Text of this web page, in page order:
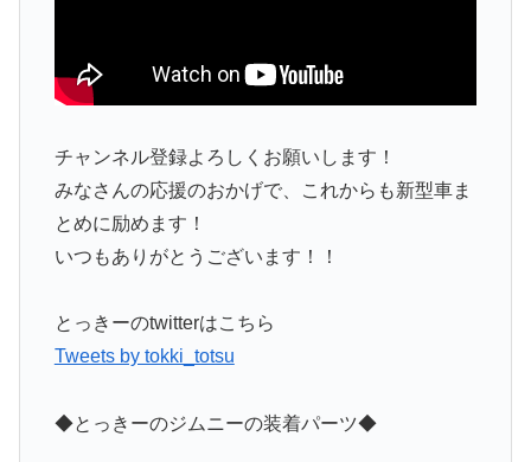
チャンネル登録よろしくお願いします！
みなさんの応援のおかげで、これからも新型車ま
とめに励めます！
いつもありがとうございます！！
とっきーのtwitterはこちら
Tweets by tokki_totsu
◆とっきーのジムニーの装着パーツ◆